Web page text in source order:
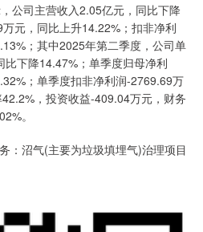
司主营收入2.05亿元，同比下降
元，同比上升14.22%；扣非净利
；其中2025年第二季度，公司单
下降14.47%；单季度归母净利
；单季度扣非净利润-2769.69万
，投资收益-409.04万元，财务
。
沼气(主要为垃圾填埋气)治理项目